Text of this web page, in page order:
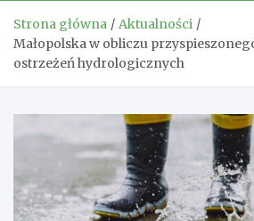
Strona główna
Aktualności
Małopolska w obliczu
ostrzeżeń hydrologicznych